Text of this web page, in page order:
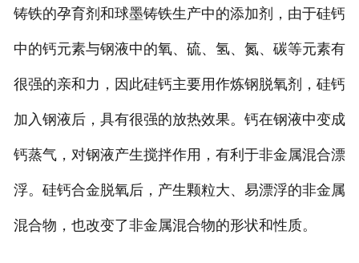
铸铁的孕育剂和球墨铸铁生产中的添加剂，由于硅钙
中的钙元素与钢液中的氧、硫、氢、氮、碳等元素有
很强的亲和力，因此硅钙主要用作炼钢脱氧剂，硅钙
加入钢液后，具有很强的放热效果。钙在钢液中变成
钙蒸气，对钢液产生搅拌作用，有利于非金属混合漂
浮。硅钙合金脱氧后，产生颗粒大、易漂浮的非金属
混合物，也改变了非金属混合物的形状和性质。